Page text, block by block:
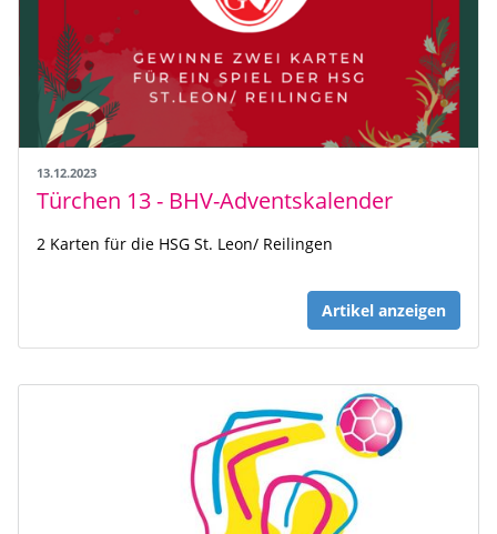
13.12.2023
Türchen 13 - BHV-Adventskalender
2 Karten für die HSG St. Leon/ Reilingen
Artikel anzeigen